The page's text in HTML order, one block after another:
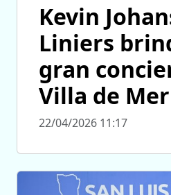
Kevin
Liniers
gran
Villa de
22/04/2026 11:17